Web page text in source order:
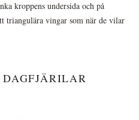
kroppens undersida och på
triangulära vingar som när de vilar